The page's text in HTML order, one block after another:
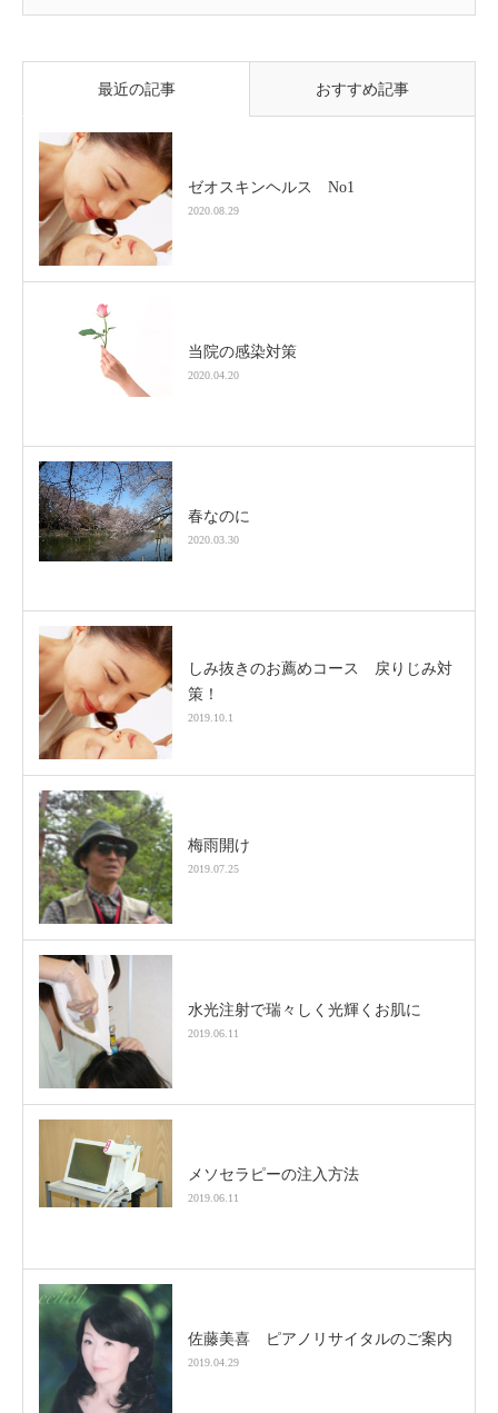
最近の記事 おすすめ記事
ゼオスキンヘルス No1
2020.08.29
当院の感染対策
2020.04.20
春なのに
2020.03.30
しみ抜きのお薦めコース 戻りじみ対
策！
2019.10.1
梅雨開け
2019.07.25
水光注射で瑞々しく光輝くお肌に
2019.06.11
メソセラピーの注入方法
2019.06.11
佐藤美喜 ピアノリサイタルのご案内
2019.04.29